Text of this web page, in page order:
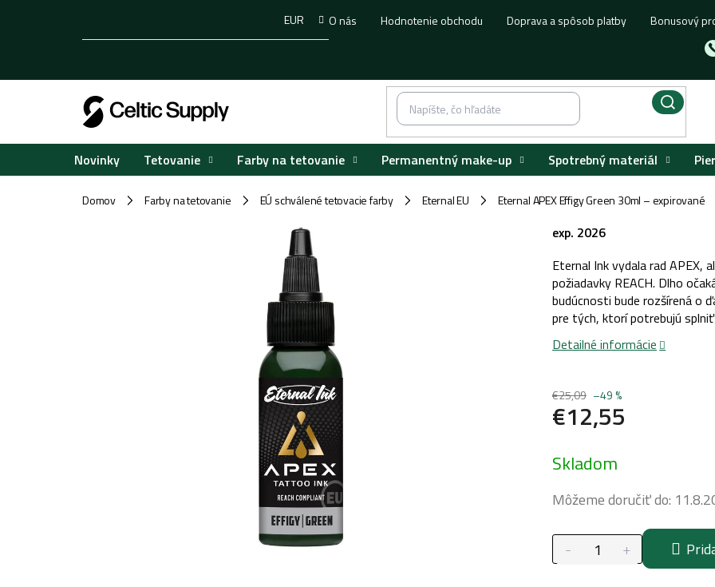
O nás Hodnotenie obchodu Doprava a spôsob platby Bonusový
EUR
Novinky Tetovanie Farby na tetovanie Permanentný make-up Spotrebný materiál
Domov / Farby na tetovanie / EÚ schválené tetovacie farby / Eternal EU / Eternal APEX Effigy Green 30ml – expirované
€25,09 –49 %
€12,55
cena:
Skladom
Môžeme doručiť do:
exp. 2026
Eternal Ink vydala rad APEX,
požiadavky REACH. Dlho
budúcnosti bude rozšírená o
pre tých, ktorí potrebujú splniť
Detailné informácie